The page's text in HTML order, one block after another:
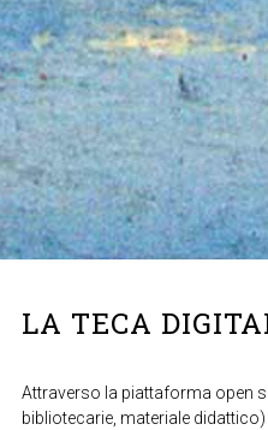
LA TECA
Attraverso la piattaforma open
bibliotecarie, materiale didattico)